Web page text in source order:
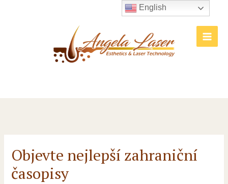
Main
Objevte nejlepší zahraniční
časopisy
English